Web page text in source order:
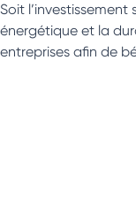
Soit
énergétique et la
entreprises afin de